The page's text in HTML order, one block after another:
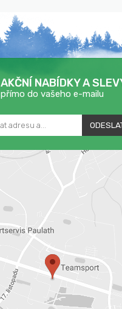
AKČNÍ NABÍDKY A
přímo do vašeho e-mailu